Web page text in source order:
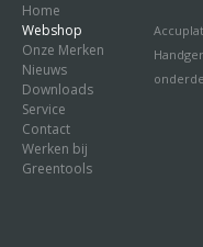
Home
Webshop
Onze Merken
Nieuws
Downloads
Service
Contact
Werken bij
Greentools